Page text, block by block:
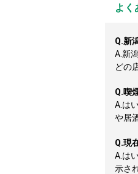
よく
Q.新
A. 新
どの
Q.喫
A. は
や居
Q.現
A. は
示さ